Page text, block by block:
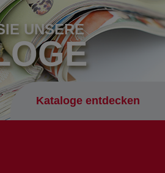
UNSERE
Kataloge entdecken